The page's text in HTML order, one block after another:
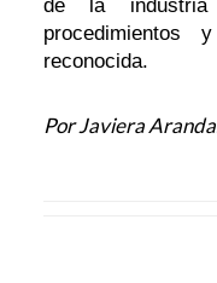
de la
procedimientos
reconocida.
Por Javiera